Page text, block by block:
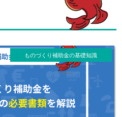
ものづくり補助金の基礎知識